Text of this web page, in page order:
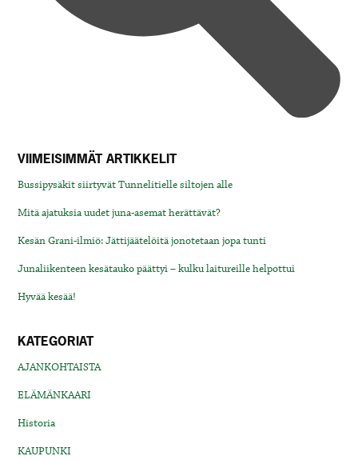
VIIMEISIMMÄT ARTIKKELIT
Bussipysäkit siirtyvät Tunnelitielle siltojen alle
Mitä ajatuksia uudet juna-asemat herättävät?
Kesän Grani-ilmiö: Jättijäätelöitä jonotetaan jopa tunti
Junaliikenteen kesätauko päättyi – kulku laitureille helpottui
Hyvää kesää!
KATEGORIAT
AJANKOHTAISTA
ELÄMÄNKAARI
Historia
KAUPUNKI